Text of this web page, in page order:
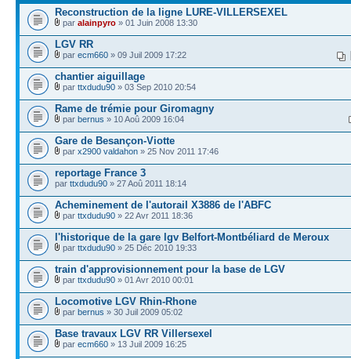
Reconstruction de la ligne LURE-VILLERSEXEL
par alainpyro » 01 Juin 2008 13:30
LGV RR
par ecm660 » 09 Juil 2009 17:22
chantier aiguillage
par ttxdudu90 » 03 Sep 2010 20:54
Rame de trémie pour Giromagny
par bernus » 10 Aoû 2009 16:04
Gare de Besançon-Viotte
par x2900 valdahon » 25 Nov 2011 17:46
reportage France 3
par ttxdudu90 » 27 Aoû 2011 18:14
Acheminement de l'autorail X3886 de l'ABFC
par ttxdudu90 » 22 Avr 2011 18:36
l'historique de la gare lgv Belfort-Montbéliard de Meroux
par ttxdudu90 » 25 Déc 2010 19:33
train d'approvisionnement pour la base de LGV
par ttxdudu90 » 01 Avr 2010 00:01
Locomotive LGV Rhin-Rhone
par bernus » 30 Juil 2009 05:02
Base travaux LGV RR Villersexel
par ecm660 » 13 Juil 2009 16:25